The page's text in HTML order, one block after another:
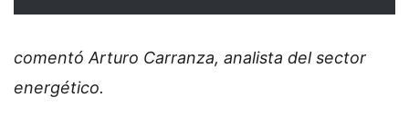
comentó Arturo Carranza, analista del sector
energético.